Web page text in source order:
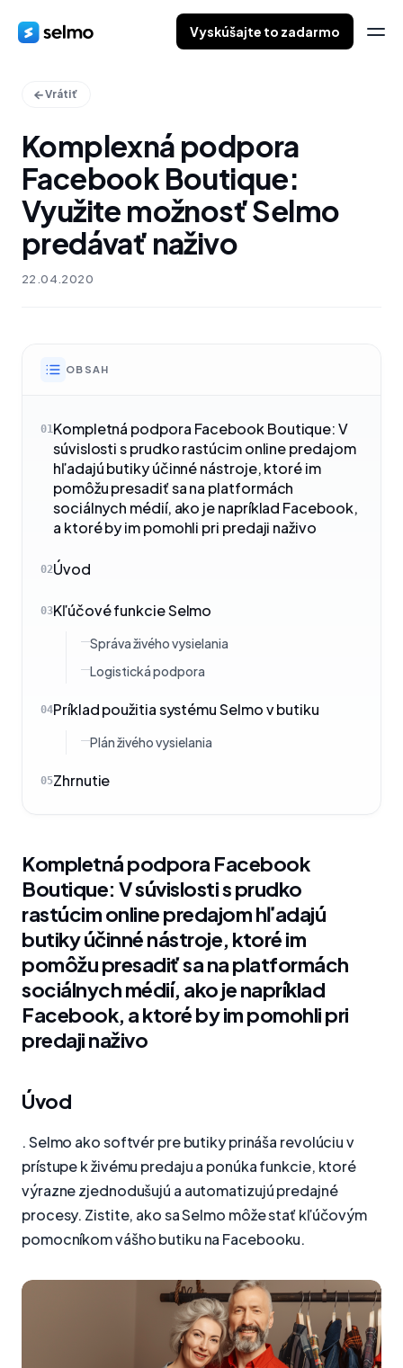
Vyskúšajte to zadarmo
Vrátiť
Komplexná podpora
Facebook Boutique:
Využite možnosť Selmo
predávať naživo
22.04.2020
OBSAH
01Kompletná podpora Facebook Boutique: V
súvislosti s prudko rastúcim online predajom
hľadajú butiky účinné nástroje, ktoré im
pomôžu presadiť sa na platformách
sociálnych médií, ako je napríklad Facebook,
a ktoré by im pomohli pri predaji naživo
02Úvod
03Kľúčové funkcie Selmo
Správa živého vysielania
Logistická podpora
04Príklad použitia systému Selmo v butiku
Plán živého vysielania
05Zhrnutie
Kompletná podpora Facebook
Boutique: V súvislosti s prudko
rastúcim online predajom hľadajú
butiky účinné nástroje, ktoré im
pomôžu presadiť sa na platformách
sociálnych médií, ako je napríklad
Facebook, a ktoré by im pomohli pri
predaji naživo
Úvod
. Selmo ako softvér pre butiky prináša revolúciu v
prístupe k živému predaju a ponúka funkcie, ktoré
výrazne zjednodušujú a automatizujú predajné
procesy. Zistite, ako sa Selmo môže stať kľúčovým
pomocníkom vášho butiku na Facebooku.